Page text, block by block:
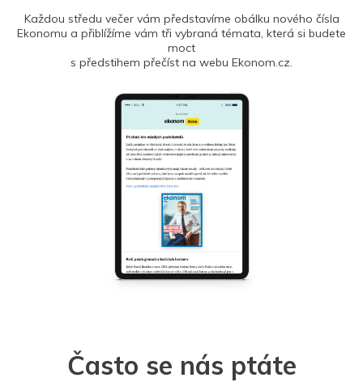
Každou středu večer vám představíme obálku nového čísla
Ekonomu a přiblížíme vám tři vybraná témata, která si budete
moct
s předstihem přečíst na webu Ekonom.cz.
Často se nás ptáte